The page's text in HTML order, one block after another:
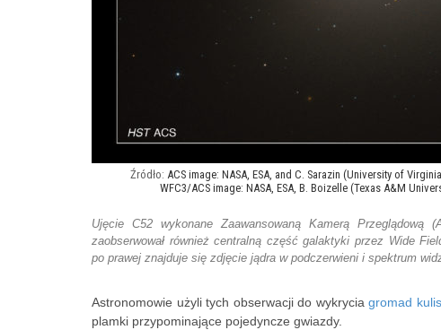
ACS image: NASA, ESA, and C. Sarazin (University of
WFC3/ACS image: NASA, ESA, B. Boizelle (Texas A&M
Ujęcie C52 wykonane Zaawansowaną Kamerą
zaobserwował również centralną część galaktyki przez Wide
po prawej znajduje się zdjęcie jądra w podczerwieni i spektrum
Astronomowie użyli tych obserwacji do wykryciagromad
plamki przypominające pojedyncze gwiazdy.